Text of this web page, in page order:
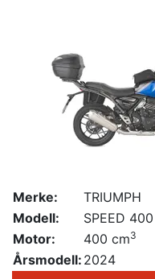
Merke:
TRIUMPH
Modell:
SPEED 400
Motor:
400 cm3
Årsmodell: 2024